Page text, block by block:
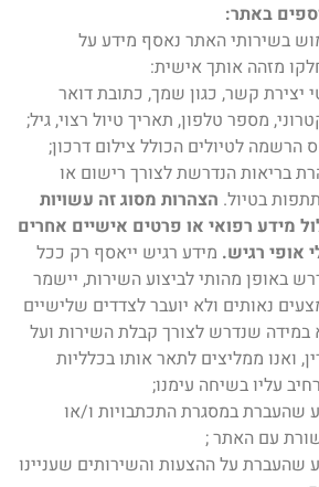
באתר:
בשירותי האתר נאסף מידע על
מזהה אותך אישית:
יצירת קשר, כגון שמך, כתובת דואר
מספר טלפון, תאריך טיול רצוי, גיל;
הרשמה לטיולים הכולל צילום דרכון;
בריאות הנדרשת לצורך רישום או
בטיול. הצהרות מסוג זה עשויות
מידע רפואי או פרטים אישיים אחרים
אופי רגיש. מידע רגיש ייאסף רק ככל
באופן מהותי לביצוע השירות, יישמר
נאותים ולא יועבר לצדדים שלישיים
במידה שנדרש לצורך קבלת השירות ועל
ואנו ממליצים לתאר אותו בכלליות
עליו בשיחה עימנו;
שהעברת במסגרת התכתבויות ו/או
עם האתר ;
שהעברת על ההצעות והשירותים שעניינו